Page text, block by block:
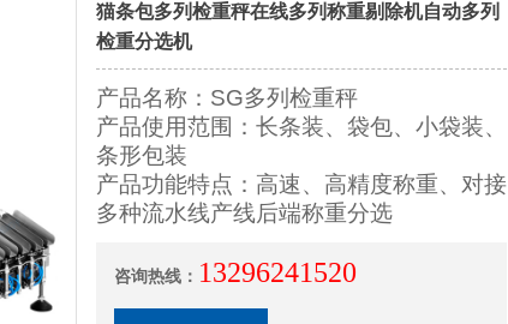
猫条包多列检重秤在线多列称重剔除机自动多列
检重分选机
产品名称：SG多列检重秤
产品使用范围：长条装、袋包、小袋装、
条形包装
产品功能特点：高速、高精度称重、对接
多种流水线产线后端称重分选
咨询热线： 13296241520